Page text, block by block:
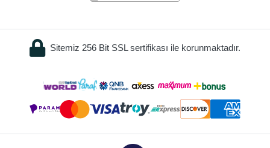
Sitemiz 256 Bit SSL sertifikası ile korunmaktadır.